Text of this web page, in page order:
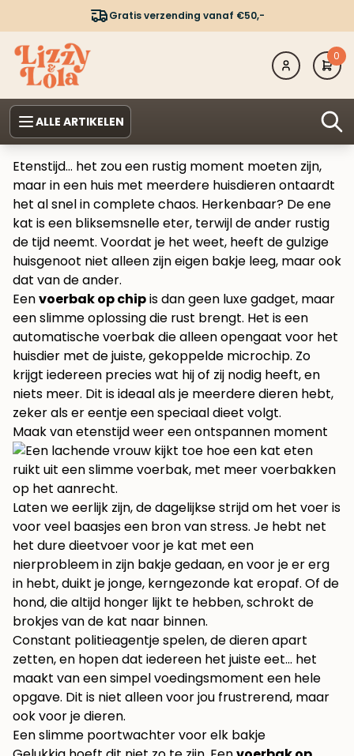
Gratis verzending vanaf €50,-
0
ALLE ARTIKELEN
Etenstijd… het zou een rustig moment moeten zijn,
maar in een huis met meerdere huisdieren ontaardt
het al snel in complete chaos. Herkenbaar? De ene
kat is een bliksemsnelle eter, terwijl de ander rustig
de tijd neemt. Voordat je het weet, heeft de gulzige
huisgenoot niet alleen zijn eigen bakje leeg, maar ook
dat van de ander.
Eenvoerbak op chipis dan geen luxe gadget, maar
een slimme oplossing die rust brengt. Het is een
automatische voerbak die alleen opengaat voor het
huisdier met de juiste, gekoppelde microchip. Zo
krijgt iedereen precies wat hij of zij nodig heeft, en
niets meer. Dit is ideaal als je meerdere dieren hebt,
zeker als er eentje een speciaal dieet volgt.
Maak van etenstijd weer een ontspannen moment
Laten we eerlijk zijn, de dagelijkse strijd om het voer is
voor veel baasjes een bron van stress. Je hebt net
het dure dieetvoer voor je kat met een
nierprobleem in zijn bakje gedaan, en voor je er erg
in hebt, duikt je jonge, kerngezonde kat eropaf. Of de
hond, die altijd honger lijkt te hebben, schrokt de
brokjes van de kat naar binnen.
Constant politieagentje spelen, de dieren apart
zetten, en hopen dat iedereen het juiste eet… het
maakt van een simpel voedingsmoment een hele
opgave. Dit is niet alleen voor jou frustrerend, maar
ook voor je dieren.
Een slimme poortwachter voor elk bakje